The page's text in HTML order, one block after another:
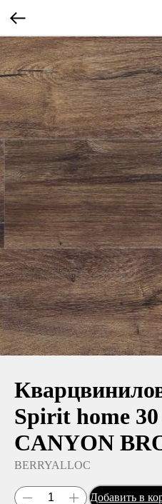
Spirit home
CANYON
BERRYALLOC
Добавить в